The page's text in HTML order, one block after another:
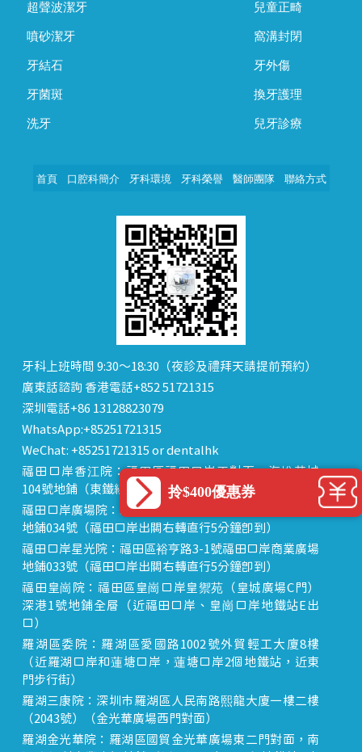
超聲波潔牙
噴砂潔牙
牙結石
牙菌斑
洗牙
兒童正畸
窩溝封閉
牙外傷
換牙護理
兒牙診療
首頁 口腔科簡介 牙科環境 牙科榮譽 醫師團隊 聯絡方式
牙科上班時間 9:30～18:30（夜診及禮拜天請提前預約）
廣東話諮詢 香港電話+852 51721315
深圳電話+86 13128823079
WhatsApp:+85251721315
WeChat: +85251721315 or dentalhk
福田口岸香江院：福田區福田口岸正對面，海悅華城
104號地鋪（東鐵線落馬洲站出關對面即到）
福田口岸廣場院：福田區裕亨路3-1號福田口岸商業廣場
地鋪034號（福田口岸出關右轉直行5分鐘即到）
福田口岸星光院：福田區裕亨路3-1號福田口岸商業廣場
地鋪033號（福田口岸出關右轉直行5分鐘即到）
福田皇崗院：福田區皇崗口岸皇禦苑（皇城廣場C門）
深港1號地鋪全層（近福田口岸、皇崗口岸地鐵站E出
口）
羅湖區委院：羅湖區愛國路1002號外貿輕工大廈8樓
（近羅湖口岸和蓮塘口岸，蓮塘口岸2個地鐵站，近東
門步行街）
羅湖三康院：深圳市羅湖區人民南路熙龍大廈一樓二樓
（2043號）（金光華廣場西門對面）
羅湖金光華院：羅湖區國貿金光華廣場東二門對面，南
拎$400優惠券